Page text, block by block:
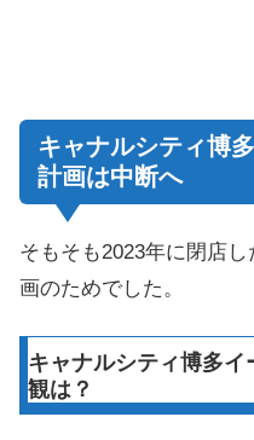
キャナルシティ博
計画は中断へ
そもそも2023年に閉店
画のためでした。
キャナルシティ博多
観は？